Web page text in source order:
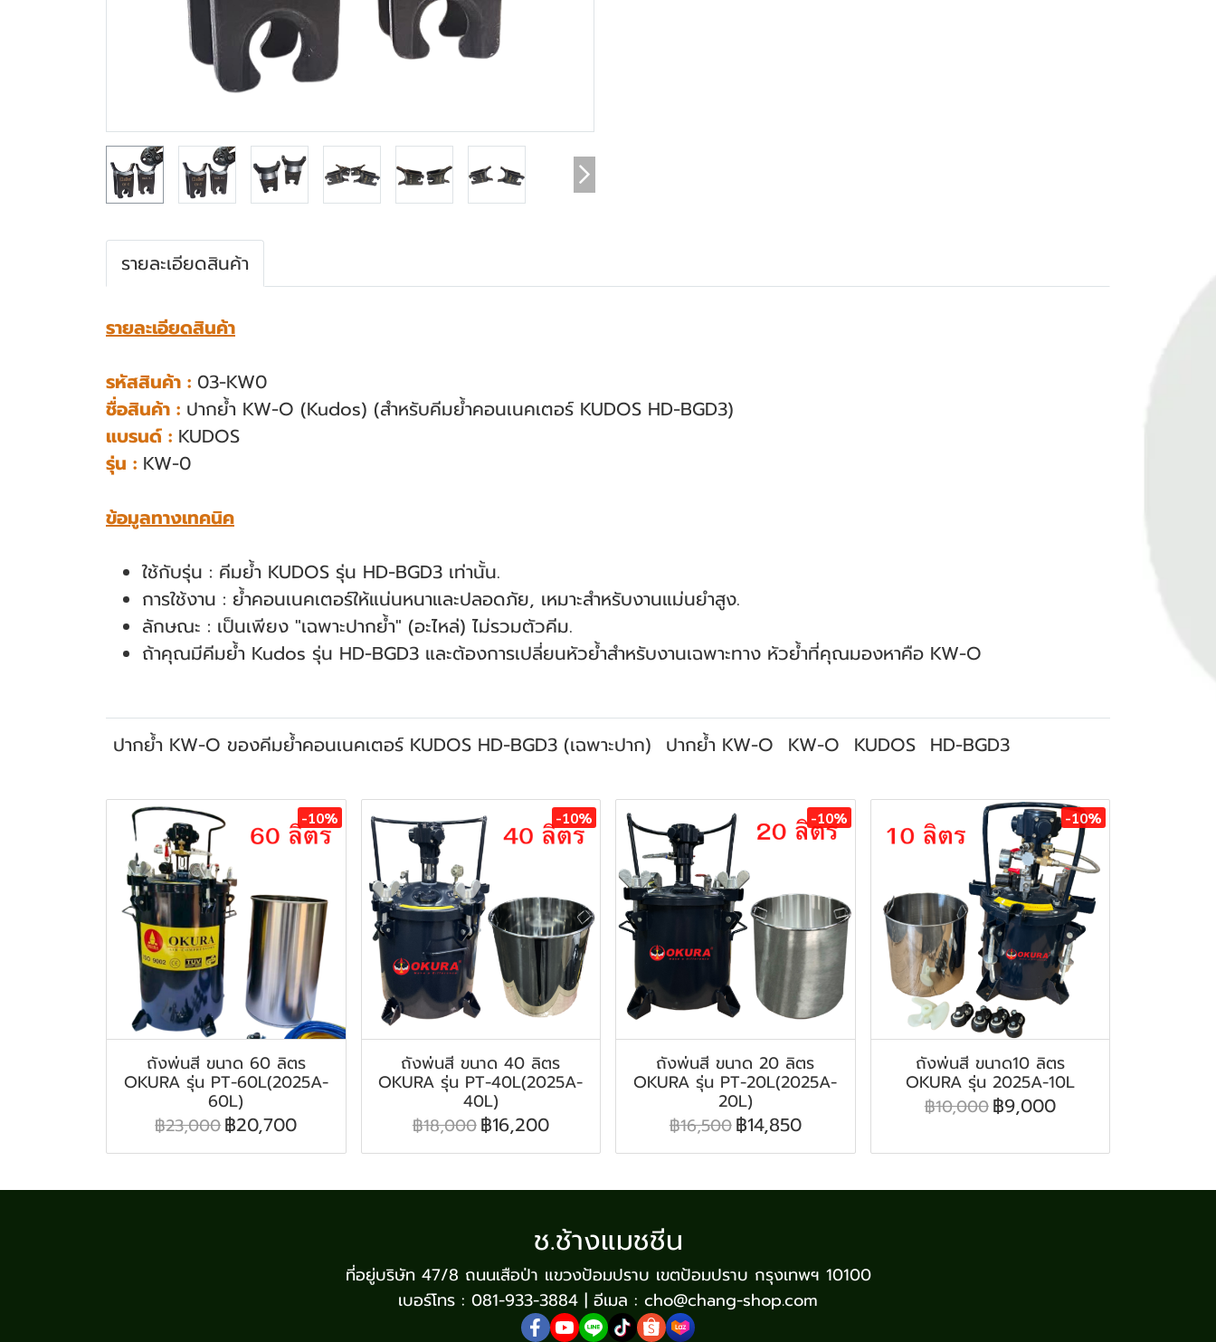
รายละเอียดสินค้า
รายละเอียดสินค้า
รหัสสินค้า : 03-KW0
ชื่อสินค้า : ปากย้ำ KW-O (Kudos) (สำหรับคีมย้ำคอนเนคเตอร์ KUDOS HD-BGD3)
แบรนด์ : KUDOS
รุ่น : KW-0
ข้อมูลทางเทคนิค
ใช้กับรุ่น : คีมย้ำ KUDOS รุ่น HD-BGD3 เท่านั้น.
การใช้งาน : ย้ำคอนเนคเตอร์ให้แน่นหนาและปลอดภัย, เหมาะสำหรับงานแม่นยำสูง.
ลักษณะ : เป็นเพียง "เฉพาะปากย้ำ" (อะไหล่) ไม่รวมตัวคีม.
ถ้าคุณมีคีมย้ำ Kudos รุ่น HD-BGD3 และต้องการเปลี่ยนหัวย้ำสำหรับงานเฉพาะทาง หัวย้ำที่คุณมองหาคือ KW-O
ปากย้ำ KW-O ของคีมย้ำคอนเนคเตอร์ KUDOS HD-BGD3 (เฉพาะปาก) ปากย้ำ KW-O KW-O KUDOS HD-BGD3
-10%
ถังพ่นสี ขนาด 60 ลิตร
OKURA รุ่น PT-60L(2025A-
60L)
฿23,000฿20,700
-10%
ถังพ่นสี ขนาด 40 ลิตร
OKURA รุ่น PT-40L(2025A-
40L)
฿18,000฿16,200
-10%
ถังพ่นสี ขนาด 20 ลิตร
OKURA รุ่น PT-20L(2025A-
20L)
฿16,500฿14,850
-10%
ถังพ่นสี ขนาด10 ลิตร
OKURA รุ่น 2025A-10L
฿10,000฿9,000
ช.ช้างแมชชีน
ที่อยู่บริษัท 47/8 ถนนเสือป่า แขวงป้อมปราบ เขตป้อมปราบ กรุงเทพฯ 10100
เบอร์โทร : 081-933-3884 | อีเมล : cho@chang-shop.com